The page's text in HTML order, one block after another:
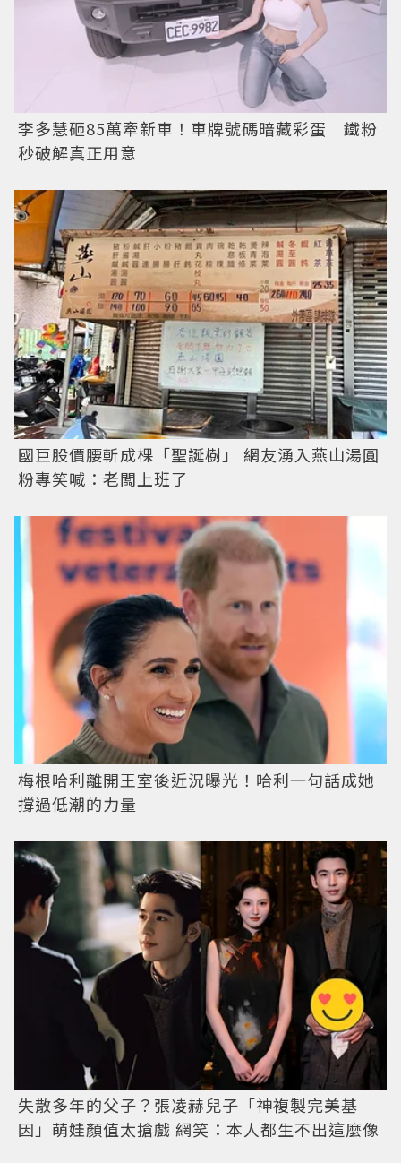
李多慧砸85萬牽新車！車牌號碼暗藏彩蛋 鐵粉
秒破解真正用意
國巨股價腰斬成棵「聖誕樹」 網友湧入燕山湯圓
粉專笑喊：老闆上班了
梅根哈利離開王室後近況曝光！哈利一句話成她
撐過低潮的力量
失散多年的父子？張凌赫兒子「神複製完美基
因」萌娃顏值太搶戲 網笑：本人都生不出這麼像